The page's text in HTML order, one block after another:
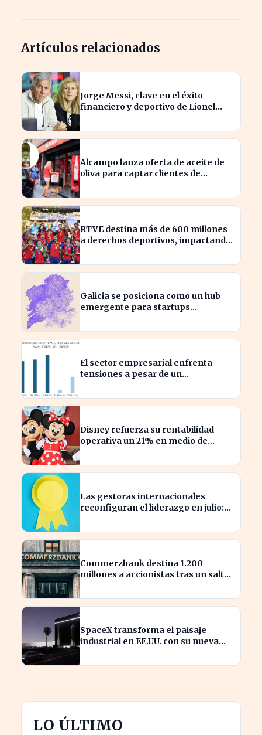
Artículos relacionados
Jorge Messi, clave en el éxito
financiero y deportivo de Lionel
Alcampo lanza oferta de aceite de
oliva para captar clientes de
RTVE destina más de 600 millones
a derechos deportivos, impactando
Galicia se posiciona como un hub
emergente para startups
El sector empresarial enfrenta
tensiones a pesar de un
Disney refuerza su rentabilidad
operativa un 21% en medio de
Las gestoras internacionales
reconfiguran el liderazgo en julio:
nombrados?
Commerzbank destina 1.200
millones a accionistas tras un salto
SpaceX transforma el paisaje
industrial en EE.UU. con su nueva
LO ÚLTIMO